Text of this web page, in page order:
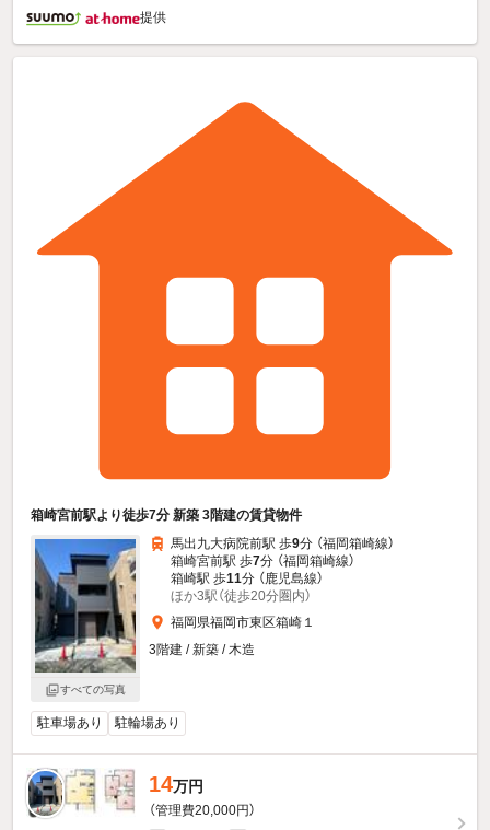
提供
箱崎宮前駅より徒歩7分 新築 3階建の賃貸物件
すべての写真
馬出九大病院前駅 歩9分 （福岡箱崎線）
箱崎宮前駅 歩7分 （福岡箱崎線）
箱崎駅 歩11分 （鹿児島線）
ほか3駅（徒歩20分圏内）
福岡県福岡市東区箱崎１
3階建 / 新築 / 木造
駐車場あり 駐輪場あり
14万円
（管理費20,000円）